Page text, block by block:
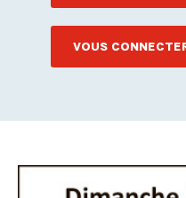
VOUS